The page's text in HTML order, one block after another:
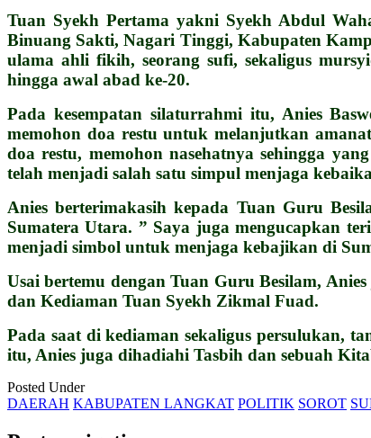
Tuan Syekh Pertama yakni Syekh Abdul
Binuang Sakti, Nagari Tinggi, Kabupaten
ulama ahli fikih, seorang sufi, sekaligus
hingga awal abad ke-20.
Pada kesempatan silaturrahmi itu, Anies
memohon doa restu untuk melanjutkan
doa restu, memohon nasehatnya sehingga
telah menjadi salah satu simpul menjaga
Anies berterimakasih kepada Tuan Guru
Sumatera Utara. ” Saya juga mengucapkan
menjadi simbol untuk menjaga kebajikan di
Usai bertemu dengan Tuan Guru Besilam,
dan Kediaman Tuan Syekh Zikmal Fuad.
Pada saat di kediaman sekaligus persulukan,
itu, Anies juga dihadiahi Tasbih dan sebuah
Posted Under
DAERAH KABUPATEN LANGKAT POLITIK SOROT